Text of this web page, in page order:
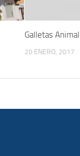
Galletas
20 ENERO, 2017